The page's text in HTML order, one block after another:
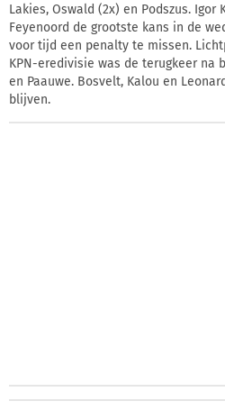
Lakies, Oswald (2x) en Podszus. Igor
Feyenoord de grootste kans in de
voor tijd een penalty te missen.
KPN-eredivisie was de terugkeer na
en Paauwe. Bosvelt, Kalou en
blijven.